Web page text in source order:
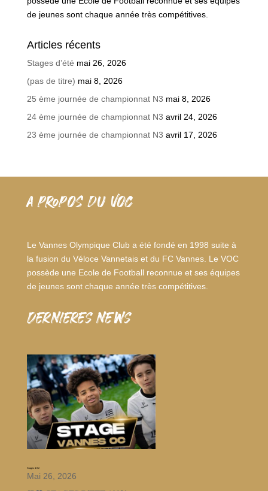
de jeunes sont chaque année très compétitives.
Articles récents
Stages d’été mai 26, 2026
(pas de titre) mai 8, 2026
25 ème journée de championnat N3 mai 8, 2026
24 ème journée de championnat N3 avril 24, 2026
23 ème journée de championnat N3 avril 17, 2026
A PROPOS DU VOC
Le Vannes Olympique Club a été fondé en 1998 suite à
la fusion du Véloce Vannetais et du FC Vannes. Le VOC
possède une Ecole de Football reconnue et ses équipes
de jeunes sont chaque année très compétitives.
dernieres news
Stages d’été
Mai 26, 2026